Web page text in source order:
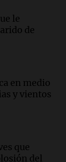
y
en la
decía
le
de
en medio
y vientos
que
del